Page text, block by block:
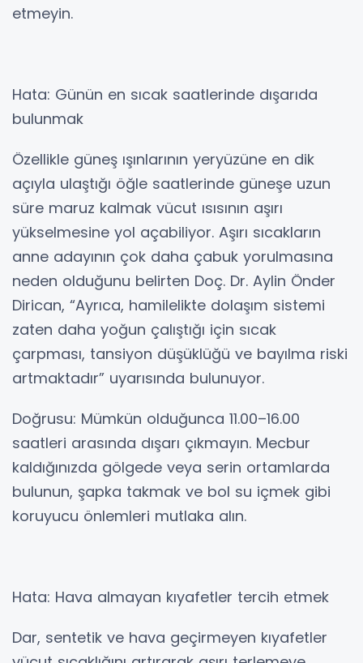
etmeyin.
Hata: Günün en sıcak saatlerinde dışarıda
bulunmak
Özellikle güneş ışınlarının yeryüzüne en dik
açıyla ulaştığı öğle saatlerinde güneşe uzun
süre maruz kalmak vücut ısısının aşırı
yükselmesine yol açabiliyor. Aşırı sıcakların
anne adayının çok daha çabuk yorulmasına
neden olduğunu belirten Doç. Dr. Aylin Önder
Dirican, “Ayrıca, hamilelikte dolaşım sistemi
zaten daha yoğun çalıştığı için sıcak
çarpması, tansiyon düşüklüğü ve bayılma riski
artmaktadır” uyarısında bulunuyor.
Doğrusu: Mümkün olduğunca 11.00–16.00
saatleri arasında dışarı çıkmayın. Mecbur
kaldığınızda gölgede veya serin ortamlarda
bulunun, şapka takmak ve bol su içmek gibi
koruyucu önlemleri mutlaka alın.
Hata: Hava almayan kıyafetler tercih etmek
Dar, sentetik ve hava geçirmeyen kıyafetler